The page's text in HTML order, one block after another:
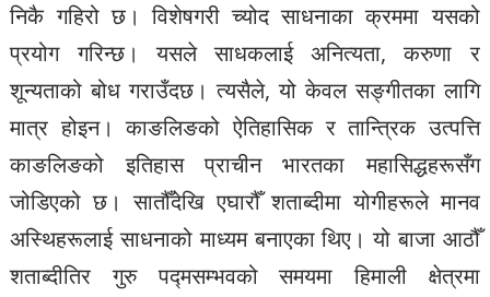
निकै गहिरो छ। विशेषगरी च्योद साधनाका क्रममा यसको
प्रयोग गरिन्छ। यसले साधकलाई अनित्यता, करुणा र
शून्यताको बोध गराउँदछ। त्यसैले, यो केवल सङ्गीतका लागि
मात्र होइन। काङलिङको ऐतिहासिक र तान्त्रिक उत्पत्ति
काङलिङको इतिहास प्राचीन भारतका महासिद्धहरूसँग
जोडिएको छ। सातौँदेखि एघारौँ शताब्दीमा योगीहरूले मानव
अस्थिहरूलाई साधनाको माध्यम बनाएका थिए। यो बाजा आठौँ
शताब्दीतिर गुरु पद्मसम्भवको समयमा हिमाली क्षेत्रमा